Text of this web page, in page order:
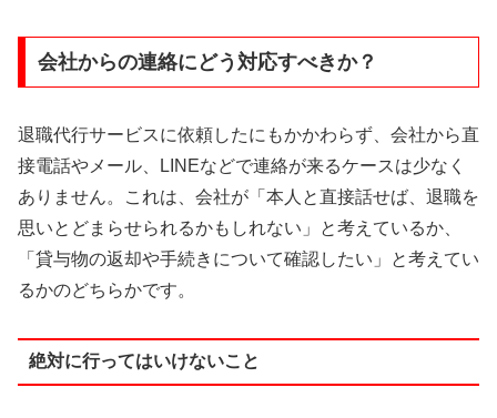
会社からの連絡にどう対応すべきか？
退職代行サービスに依頼したにもかかわらず、会社から直
接電話やメール、LINEなどで連絡が来るケースは少なく
ありません。これは、会社が「本人と直接話せば、退職を
思いとどまらせられるかもしれない」と考えているか、
「貸与物の返却や手続きについて確認したい」と考えてい
るかのどちらかです。
絶対に行ってはいけないこと